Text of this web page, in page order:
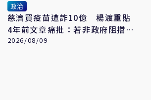
政治
慈濟買疫苗遭詐10億 楊渡重貼
4年前文章痛批：若非政府阻擋
會這樣嗎？
2026/08/09